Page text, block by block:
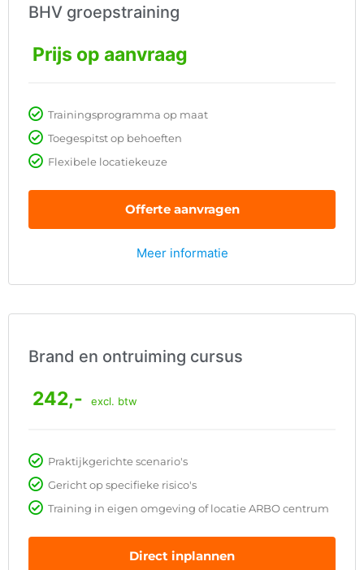
BHV groepstraining
Prijs op aanvraag
Trainingsprogramma op maat
Toegespitst op behoeften
Flexibele locatiekeuze
Offerte aanvragen
Meer informatie
Brand en ontruiming cursus
242,- excl. btw
Praktijkgerichte scenario's
Gericht op specifieke risico's
Training in eigen omgeving of locatie ARBO centrum
Direct inplannen